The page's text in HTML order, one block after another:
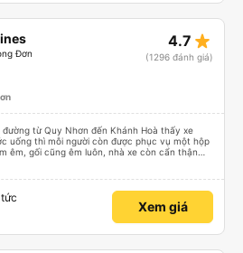
Đơn
4.7 star_rate
(1296 đánh giá)
đường từ Quy Nhơn đến Khánh Hoà thấy xe
uống thì mỗi người còn được phục vụ một hộp
êm, gối cũng êm luôn, nhà xe còn cẩn thận
giỏ nhỏ để đựng chai nước uống tránh rớt.
đường như vậy thì thấy rất tốt)
Xem giá